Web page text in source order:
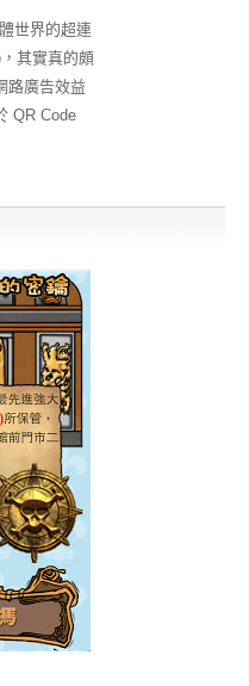
世界的超連
其實真的頗
路廣告效益
QR Code